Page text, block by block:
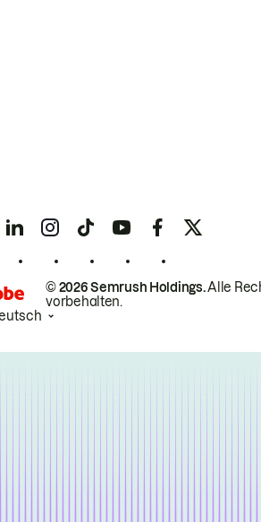
© 2026 Semrush Holdings.Alle
vorbehalten.